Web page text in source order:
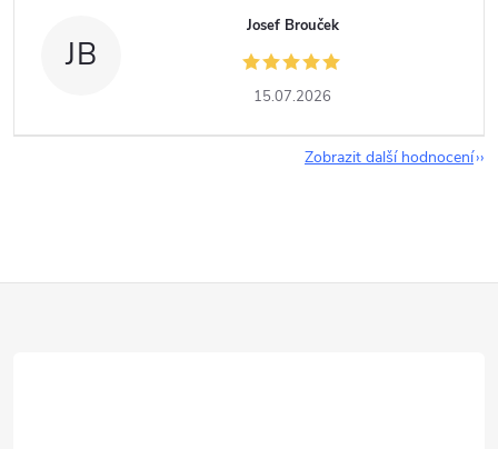
JB
Josef Brouček
15.07.2026
Zobrazit další hodnocení